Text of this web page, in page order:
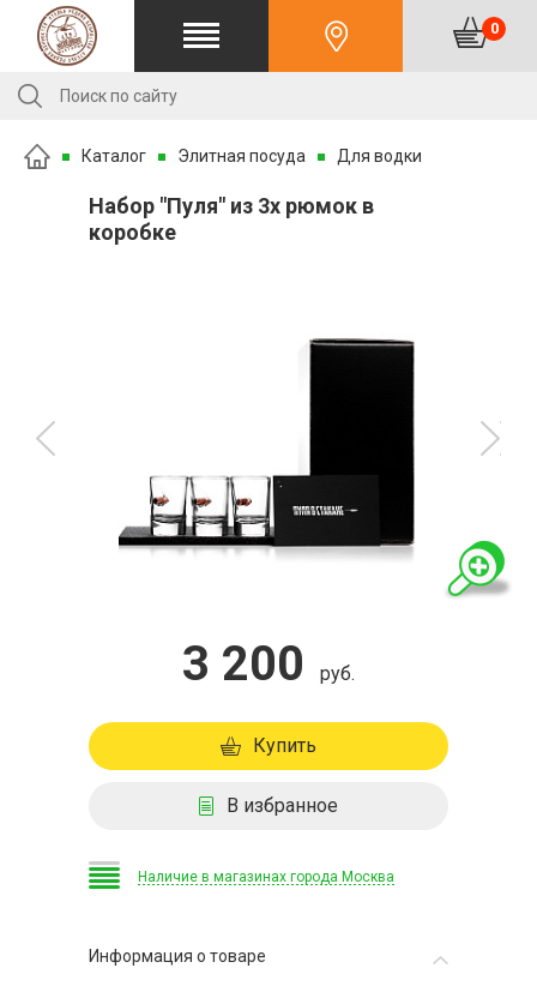
0
Каталог Элитная посуда Для водки
Набор "Пуля" из 3х рюмок в
коробке
3 200 руб.
Купить
В избранное
Наличие в магазинах города Москва
Информация о товаре